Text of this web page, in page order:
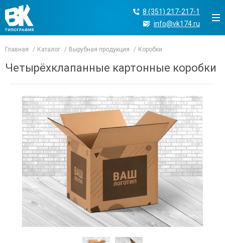
8 (351) 217-217-1
info@vk174.ru
Главная Каталог Вырубная продукция Коробки
Четырёхклапанные картонные коробки